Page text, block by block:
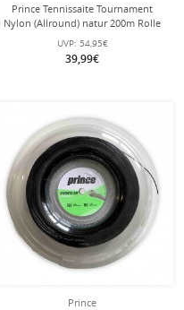
Prince Tennissaite Tournament
Nylon (Allround) natur 200m Rolle
UVP: 54,95€
39,99€
Prince